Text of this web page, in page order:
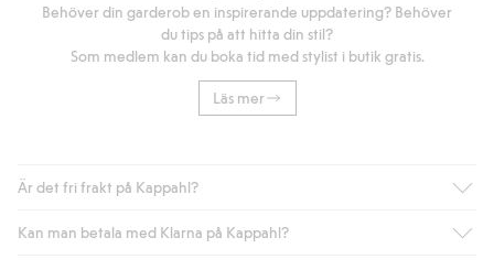
Behöver din garderob en inspirerande uppdatering? Behöver
du tips på att hitta din stil?
Som medlem kan du boka tid med stylist i butik gratis.
Läs mer
Är det fri frakt på Kappahl?
Är du medlem i Kappahl Club har du alltid gratis frakt till butik
Kan man betala med Klarna på Kappahl?